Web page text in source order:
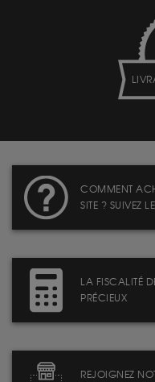
COMMENT
SITE ? SUIVEZ
LA FISCALITÉ
PRÉCIEUX
REJOIGNEZ